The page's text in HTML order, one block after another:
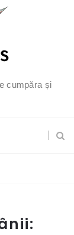
cumpăra și